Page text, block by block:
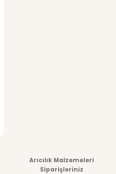
Arıcılık Malzemeleri
Siparişleriniz